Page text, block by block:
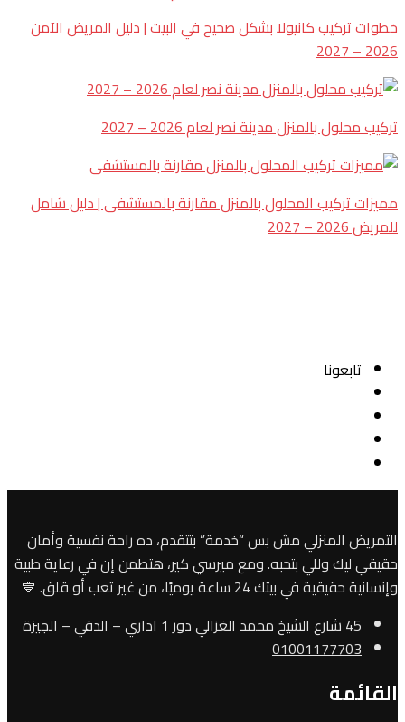
خطوات تركيب كانيولا بشكل صحيح في البيت | دليل المريض الآمن
2026 – 2027
تركيب محلول بالمنزل مدينة نصر لعام 2026 – 2027
مميزات تركيب المحلول بالمنزل مقارنة بالمستشفى | دليل شامل
للمريض 2026 – 2027
تابعونا
التمريض المنزلي مش بس “خدمة” بتتقدم، ده راحة نفسية وأمان
حقيقي ليك وللي بتحبه. ومع ميرسي كير، هتطمن إن في رعاية طبية
وإنسانية حقيقية في بيتك 24 ساعة يوميًا، من غير تعب أو قلق. 💙
45 شارع الشيخ محمد الغزالي دور 1 اداري – الدقي – الجيزة
01001177703
القائمة